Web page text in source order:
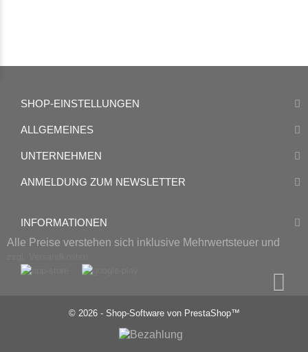
SHOP-EINSTELLUNGEN
ALLGEMEINES
UNTERNEHMEN
ANMELDUNG ZUM NEWSLETTER
INFORMATIONEN
Alle Preise verstehen sich inklusive Mehrwertsteuer und
© 2026 - Shop-Software von PrestaShop™